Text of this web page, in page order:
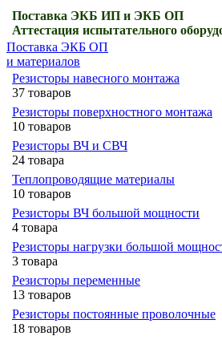
Поставка ЭКБ ИП и ЭКБ ОП
Аттестация испытательного
Поставка ЭКБ ОП
и материалов
Резисторы навесного монтажа
37 товаров
Резисторы поверхностного монтажа
10 товаров
Резисторы ВЧ и СВЧ
24 товара
Теплопроводящие материалы
10 товаров
Резисторы ВЧ большой мощности
4 товара
Резисторы нагрузки большой
3 товара
Резисторы переменные
13 товаров
Резисторы постоянные проволочные
18 товаров